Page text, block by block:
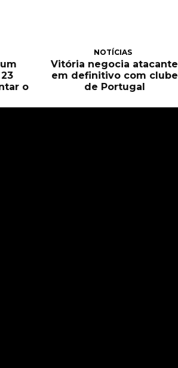
o
NOTÍCIAS
Vitória negocia atacante
em definitivo com clube
de Portugal